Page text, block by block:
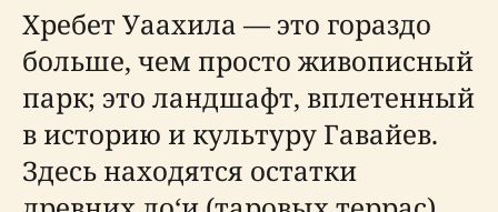
Хребет Уаахила — это гораздо
больше, чем просто живописный
парк; это ландшафт, вплетенный
в историю и культуру Гавайев.
Здесь находятся остатки